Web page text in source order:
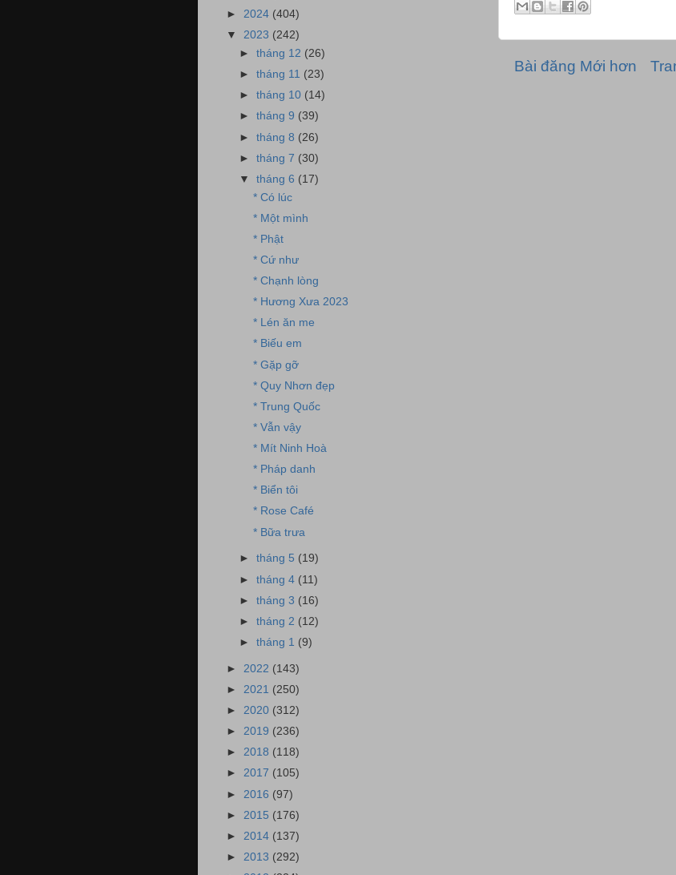
Bài đăng Mới hơn
► 2024 (404)
▼ 2023 (242)
►tháng 12 (26)
►tháng 11 (23)
►tháng 10 (14)
►tháng 9 (39)
►tháng 8 (26)
►tháng 7 (30)
▼tháng 6 (17)
* Có lúc
* Một mình
* Phật
* Cứ như
* Chạnh lòng
* Hương Xưa 2023
* Lén ăn me
* Biếu em
* Gặp gỡ
* Quy Nhơn đẹp
* Trung Quốc
* Vẫn vậy
* Mít Ninh Hoà
* Pháp danh
* Biển tôi
* Rose Café
* Bữa trưa
►tháng 5 (19)
►tháng 4 (11)
►tháng 3 (16)
►tháng 2 (12)
►tháng 1 (9)
► 2022 (143)
► 2021 (250)
► 2020 (312)
► 2019 (236)
► 2018 (118)
► 2017 (105)
► 2016 (97)
► 2015 (176)
► 2014 (137)
► 2013 (292)